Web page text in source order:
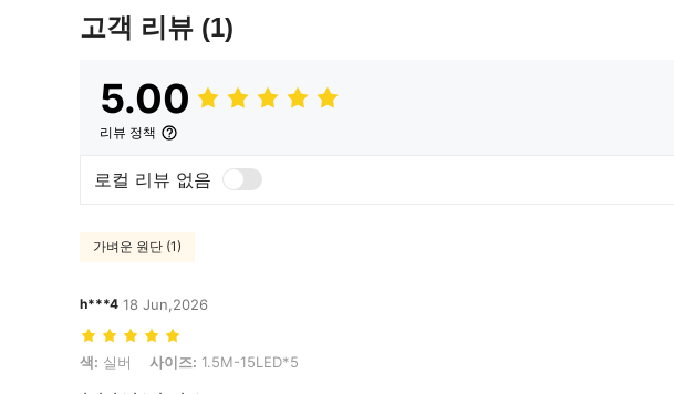
고객 리뷰 (1)
5.00
리뷰 정책
로컬 리뷰 없음
가벼운 원단 (1)
h***4 18 Jun,2026
색: 실버, 사이즈: 1.5M-15LED*5
색: 실버 사이즈: 1.5M-15LED*5